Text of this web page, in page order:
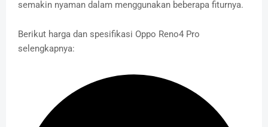
semakin nyaman dalam menggunakan beberapa fiturnya.
Berikut harga dan spesifikasi Oppo Reno4 Pro
selengkapnya: